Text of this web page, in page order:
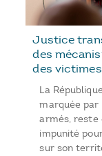
Justice
des
des
La
marquée par
armés, reste
impunité
sur son